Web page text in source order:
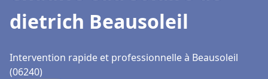
dietrich Beausoleil
Intervention rapide et professionnelle à Beausoleil
(06240)